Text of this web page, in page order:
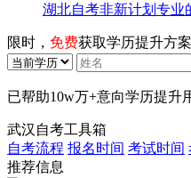
湖北自考非新计划专业
限时， 免费获取学历提升方案
已帮助10w万+意向学历提升
武汉自考工具箱
自考流程 报名时间 考试时间
推荐信息